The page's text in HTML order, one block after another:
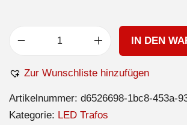
IN DEN
Zur Wunschliste hinzufügen
Artikelnummer: d6526698-1bc8-453a-
Kategorie: LED Trafos